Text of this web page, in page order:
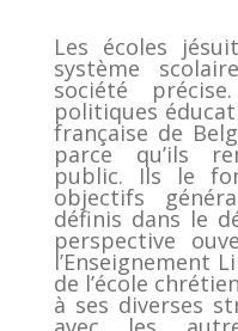
Les écoles
système
société
politiques
française de
parce qu’ils
public. Ils le
objectifs
définis dans le
perspective
l’Enseignement
de l’école
à ses diverses